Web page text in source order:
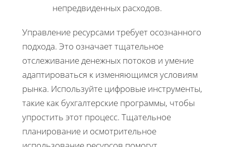
непредвиденных расходов.
Управление ресурсами требует осознанного
подхода. Это означает тщательное
отслеживание денежных потоков и умение
адаптироваться к изменяющимся условиям
рынка. Используйте цифровые инструменты,
такие как бухгалтерские программы, чтобы
упростить этот процесс. Тщательное
планирование и осмотрительное